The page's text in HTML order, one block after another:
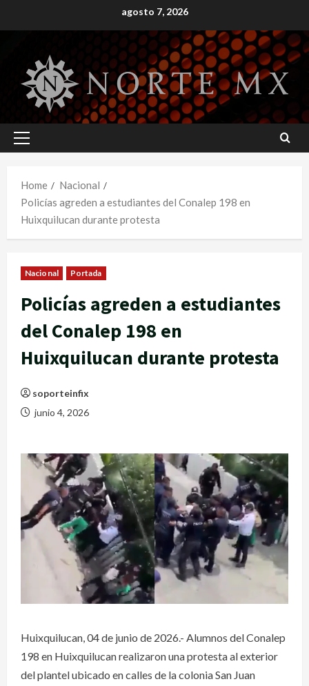
to
agosto 7, 2026
Primary
Home
Nacional
Policías agreden a estudiantes del Conalep 198 en
Huixquilucan durante protesta
Nacional Portada
Policías agreden a estudiantes
del Conalep 198 en
Huixquilucan durante protesta
soporteinfix
junio 4, 2026
Huixquilucan, 04 de junio de 2026.- Alumnos del Conalep
198 en Huixquilucan realizaron una protesta al exterior
del plantel ubicado en calles de la colonia San Juan